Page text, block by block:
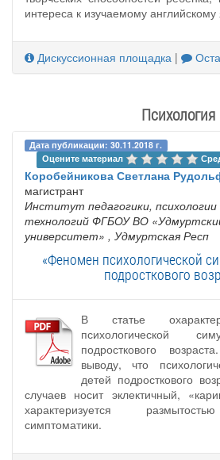
интереса к изучаемому
Дискуссионная площадка |
Психология
Дата публикации: 30.11.2018 г.
Оцените материал
Коробейникова Светлана
магистрант
Институт педагогики, психологии
технологий ФГБОУ ВО
университет» , Удмуртская Респ
«Феномен психологической
подросткового
В статье
психологической
подросткового
выводу, что
детей подросткового
случаев носит эклектичный,
характеризуется
симптоматики.